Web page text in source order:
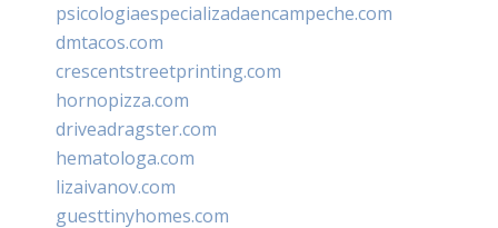
psicologiaespecializadaencampeche.com
dmtacos.com
crescentstreetprinting.com
hornopizza.com
driveadragster.com
hematologa.com
lizaivanov.com
guesttinyhomes.com